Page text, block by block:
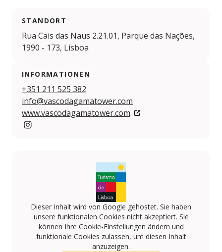
STANDORT
Rua Cais das Naus 2.21.01, Parque das Nações,
1990 - 173, Lisboa
INFORMATIONEN
+351 211 525 382
info@vascodagamatower.com
www.vascodagamatower.com
Dieser Inhalt wird von Google gehostet. Sie haben
unsere funktionalen Cookies nicht akzeptiert. Sie
können Ihre Cookie-Einstellungen ändern und
funktionale Cookies zulassen, um diesen Inhalt
anzuzeigen.